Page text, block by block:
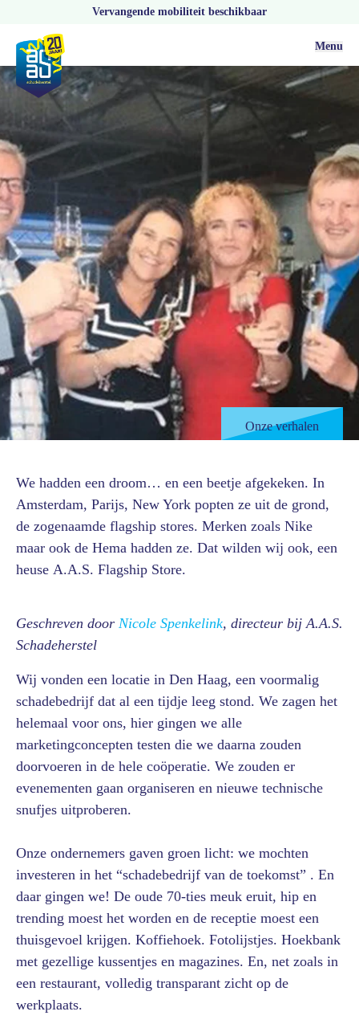
Vervangende mobiliteit beschikbaar
Menu
Onze verhalen
Actueel
We hadden een droom… en een beetje afgekeken. In
Amsterdam, Parijs, New York popten ze uit de grond,
de zogenaamde flagship stores. Merken zoals Nike
maar ook de Hema hadden ze. Dat wilden wij ook, een
heuse A.A.S. Flagship Store.
Geschreven door Nicole Spenkelink, directeur bij A.A.S.
Schadeherstel
Wij vonden een locatie in Den Haag, een voormalig
schadebedrijf dat al een tijdje leeg stond. We zagen het
helemaal voor ons, hier gingen we alle
marketingconcepten testen die we daarna zouden
doorvoeren in de hele coöperatie. We zouden er
evenementen gaan organiseren en nieuwe technische
snufjes uitproberen.
Onze ondernemers gaven groen licht: we mochten
investeren in het “schadebedrijf van de toekomst” . En
daar gingen we! De oude 70-ties meuk eruit, hip en
trending moest het worden en de receptie moest een
thuisgevoel krijgen. Koffiehoek. Fotolijstjes. Hoekbank
met gezellige kussentjes en magazines. En, net zoals in
een restaurant, volledig transparant zicht op de
werkplaats.